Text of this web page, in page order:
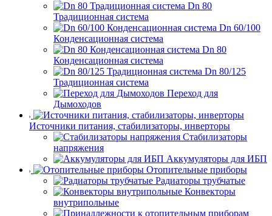
Dn 80
Традиционная система
Dn 60/100
Конденсационная система
Dn 80
Конденсационная система
Dn 80/125
Традиционная система
Переход для
Дымоходов
Источники питания, стабилизаторы, инверторы
Стабилизаторы
напряжения
Аккумуляторы для ИБП
Отопительные приборы
Радиаторы трубчатые
Конвекторы
внутрипольные